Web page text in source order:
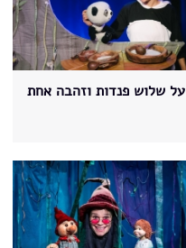
על שלוש פנדות וזהבה אחת